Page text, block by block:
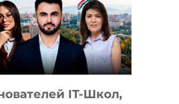
ВИДА
НОВОГО
УСТРОЙСТВА
OPENAI
IT-Школ,